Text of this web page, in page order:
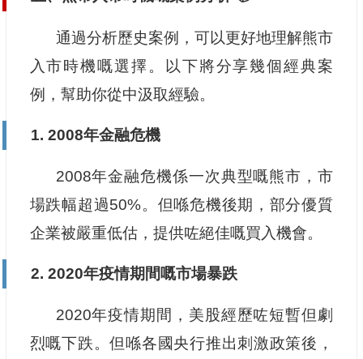
通過分析歷史案例，可以更好地理解熊市
入市時機嘅選擇。以下將分享幾個經典案
例，幫助你從中汲取經驗。
1. 2008年金融危機
2008年金融危機係一次典型嘅熊市，市
場跌幅超過50%。但喺危機後期，部分優質
企業被嚴重低估，提供咗絕佳嘅買入機會。
2. 2020年疫情期間嘅市場暴跌
2020年疫情期間，美股經歷咗短暫但劇
烈嘅下跌。但喺各國央行推出刺激政策後，